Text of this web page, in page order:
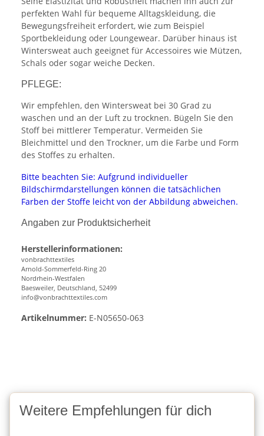
perfekten Wahl für bequeme Alltagskleidung, die
Bewegungsfreiheit erfordert, wie zum Beispiel
Sportbekleidung oder Loungewear. Darüber hinaus ist
Wintersweat auch geeignet für Accessoires wie Mützen,
Schals oder sogar weiche Decken.
PFLEGE:
Wir empfehlen, den Wintersweat bei 30 Grad zu
waschen und an der Luft zu trocknen. Bügeln Sie den
Stoff bei mittlerer Temperatur. Vermeiden Sie
Bleichmittel und den Trockner, um die Farbe und Form
des Stoffes zu erhalten.
Bitte beachten Sie: Aufgrund individueller
Bildschirmdarstellungen können die tatsächlichen
Farben der Stoffe leicht von der Abbildung abweichen.
Angaben zur Produktsicherheit
Herstellerinformationen:
vonbrachttextiles
Arnold-Sommerfeld-Ring 20
Nordrhein-Westfalen
Baesweiler, Deutschland, 52499
info@vonbrachttextiles.com
Artikelnummer: E-N05650-063
Weitere Empfehlungen für dich